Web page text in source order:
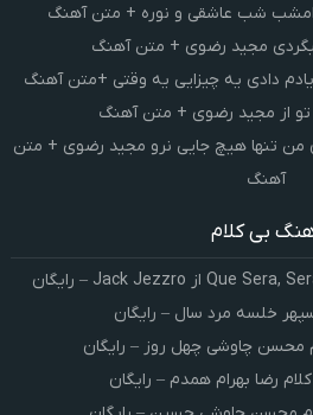
امشب شب عاشقی و نوره + متن آهنگ
مجید رضوی + متن آهنگ
دادی یه چیزایی یه وقتی +متن آهنگ
تو از مجید رضوی + متن آهنگ
من تنها هیچ جایی نرو مجید رضوی + متن
آهنگ
بی کلام
خلسه مرد سال – رایگان
محسن چاوشی چهل روز – رایگان
رضا بهرام همدم – رایگان